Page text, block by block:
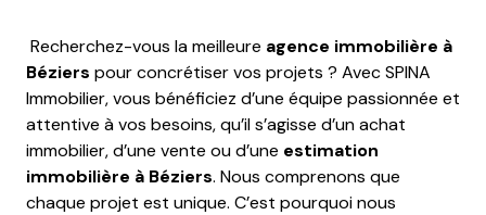
Recherchez-vous la meilleure agence immobilière à
Béziers pour concrétiser vos projets ? Avec SPINA
Immobilier, vous bénéficiez d’une équipe passionnée et
attentive à vos besoins, qu’il s’agisse d’un achat
immobilier, d’une vente ou d’une estimation
immobilière à Béziers. Nous comprenons que
chaque projet est unique. C’est pourquoi nous